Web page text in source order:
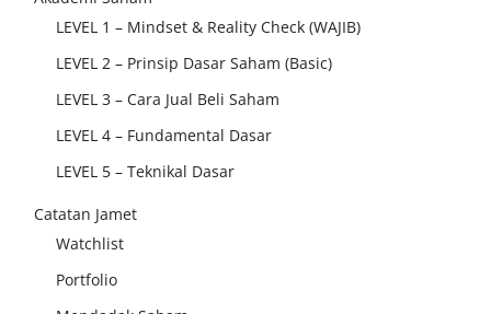
LEVEL 1 – Mindset & Reality Check (WAJIB)
LEVEL 2 – Prinsip Dasar Saham (Basic)
LEVEL 3 – Cara Jual Beli Saham
LEVEL 4 – Fundamental Dasar
LEVEL 5 – Teknikal Dasar
Catatan Jamet
Watchlist
Portfolio